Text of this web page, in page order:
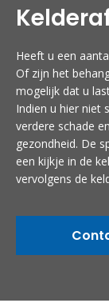
Heeft u een
Of zijn het
mogelijk dat u
Indien u hier niet
verdere schade
gezondheid. De
een kijkje in de
vervolgens de